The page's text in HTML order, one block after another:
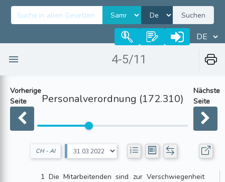
Suchen
4-5/11
Vorherige
Seite
Personalverordnung (172.310)
Nächste
Seite
CH - AI
1 Die Mitarbeitenden sind zur Verschwiegenheit